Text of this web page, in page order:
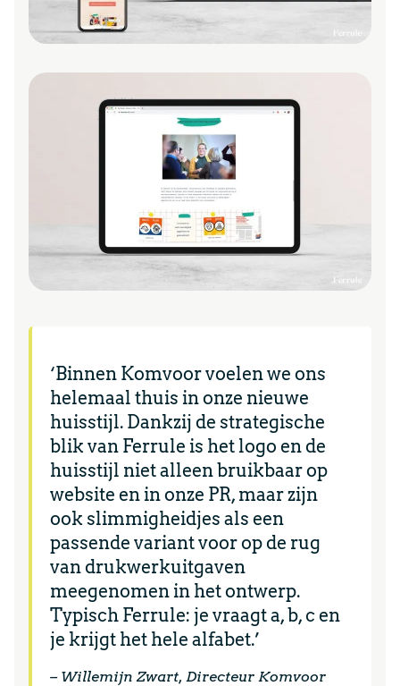
‘Binnen Komvoor voelen we ons
helemaal thuis in onze nieuwe
huisstijl. Dankzij de strategische
blik van Ferrule is het logo en de
huisstijl niet alleen bruikbaar op
website en in onze PR, maar zijn
ook slimmigheidjes als een
passende variant voor op de rug
van drukwerkuitgaven
meegenomen in het ontwerp.
Typisch Ferrule: je vraagt a, b, c en
je krijgt het hele alfabet.’
– Willemijn Zwart, Directeur Komvoor